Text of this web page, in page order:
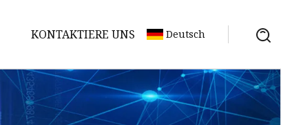
KONTAKTIERE UNS Deutsch